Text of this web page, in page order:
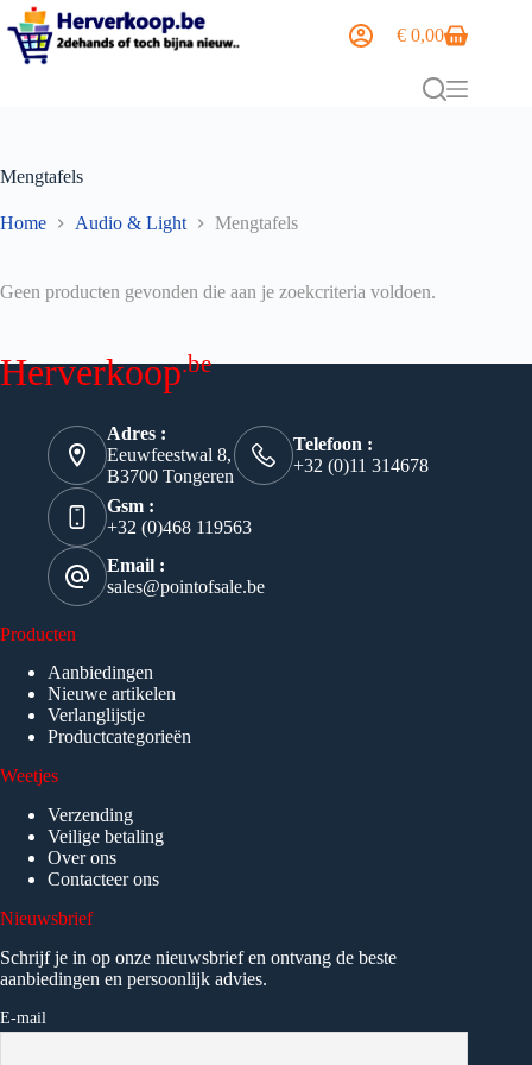
€ 0,00
Mengtafels
Home Audio & Light Mengtafels
Geen producten gevonden die aan je zoekcriteria voldoen.
Herverkoop.be
Adres :
Eeuwfeestwal 8,
B3700 Tongeren
Telefoon :
+32 (0)11 314678
Gsm :
+32 (0)468 119563
Email :
sales@pointofsale.be
Producten
Aanbiedingen
Nieuwe artikelen
Verlanglijstje
Productcategorieën
Weetjes
Verzending
Veilige betaling
Over ons
Contacteer ons
Nieuwsbrief
Schrijf je in op onze nieuwsbrief en ontvang de beste
aanbiedingen en persoonlijk advies.
E-mail